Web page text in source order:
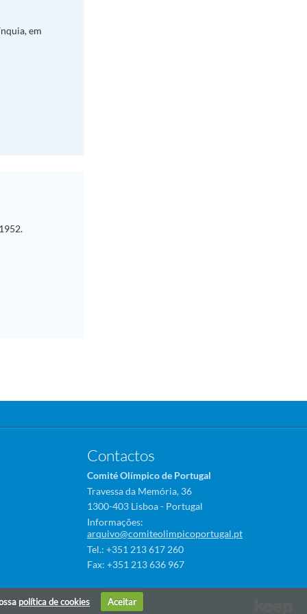
em
Contactos
Comité Olímpico de Portugal
Travessa da Memória, 36
1300-403 Lisboa - Portugal
Informações:
arquivo@comiteolimpicoportugal.pt
Tel.: +351 213 617 260
Fax: +351 213 636 967
política de cookies Aceitar